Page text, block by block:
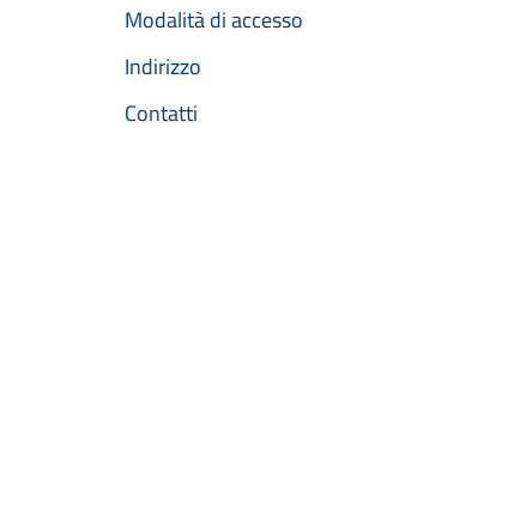
Modalità di accesso
Indirizzo
Contatti